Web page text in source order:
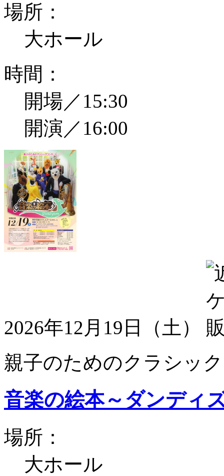
場所：
大ホール
時間：
開場／15:30
開演／16:00
2026年12月19日（土）
親子のためのクラシッ
音楽の絵本～ダンディ
場所：
大ホール